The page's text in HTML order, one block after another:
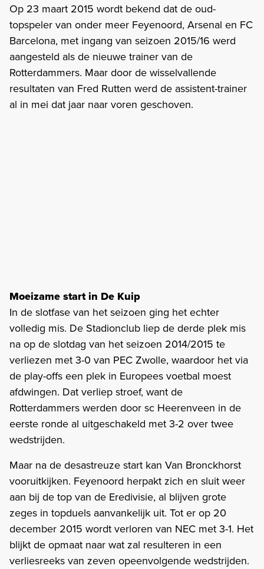
Op 23 maart 2015 wordt bekend dat de oud-
topspeler van onder meer Feyenoord, Arsenal en FC
Barcelona, met ingang van seizoen 2015/16 werd
aangesteld als de nieuwe trainer van de
Rotterdammers. Maar door de wisselvallende
resultaten van Fred Rutten werd de assistent-trainer
al in mei dat jaar naar voren geschoven.
Moeizame start in De Kuip
In de slotfase van het seizoen ging het echter
volledig mis. De Stadionclub liep de derde plek mis
na op de slotdag van het seizoen 2014/2015 te
verliezen met 3-0 van PEC Zwolle, waardoor het via
de play-offs een plek in Europees voetbal moest
afdwingen. Dat verliep stroef, want de
Rotterdammers werden door sc Heerenveen in de
eerste ronde al uitgeschakeld met 3-2 over twee
wedstrijden.
Maar na de desastreuze start kan Van Bronckhorst
vooruitkijken. Feyenoord herpakt zich en sluit weer
aan bij de top van de Eredivisie, al blijven grote
zeges in topduels aanvankelijk uit. Tot er op 20
december 2015 wordt verloren van NEC met 3-1. Het
blijkt de opmaat naar wat zal resulteren in een
verliesreeks van zeven opeenvolgende wedstrijden.